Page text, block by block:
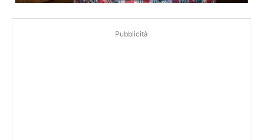
Pubblicità